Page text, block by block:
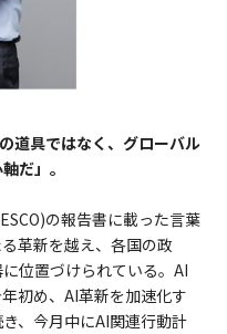
道具ではなく、グローバル
だ」。
の報告書に載った言葉
革新を越え、各国の政
位置づけられている。AI
初め、AI革新を加速化す
、今月中にAI関連行動計